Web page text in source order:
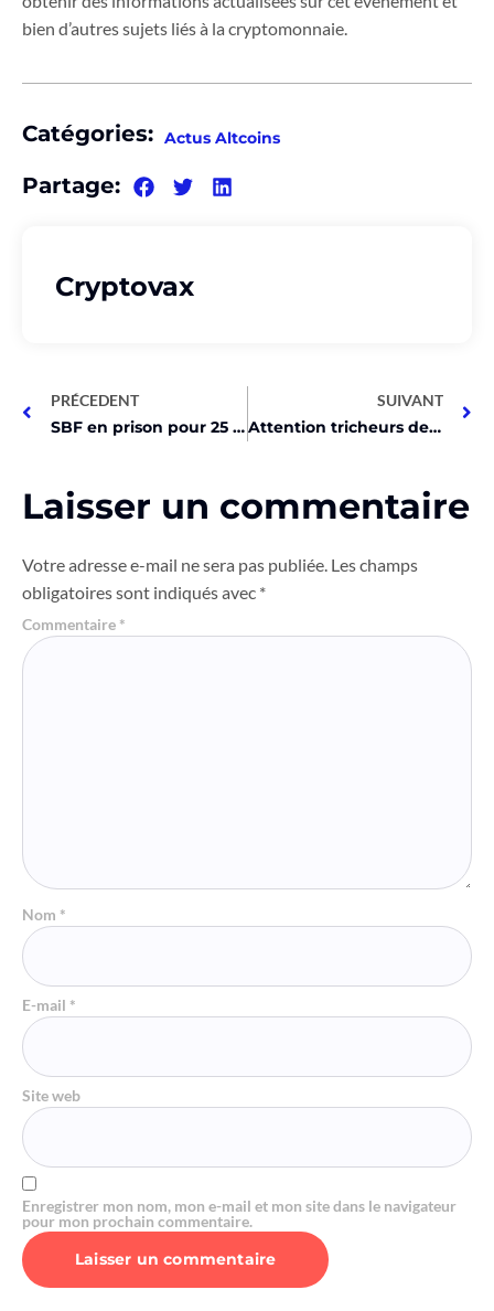
bien d’autres sujets liés à la cryptomonnaie.
Catégories: Actus Altcoins
Partage:
Cryptovax
PRÉCEDENT
SBF en prison pour 25 ans après arnaque memecoins!
SUIVANT
Attention tricheurs de Call of Duty! Votre Bitcoin en danger!
Laisser un commentaire
Votre adresse e-mail ne sera pas publiée. Les champs
obligatoires sont indiqués avec *
Commentaire *
Nom *
E-mail *
Site web
Enregistrer mon nom, mon e-mail et mon site dans le navigateur
pour mon prochain commentaire.